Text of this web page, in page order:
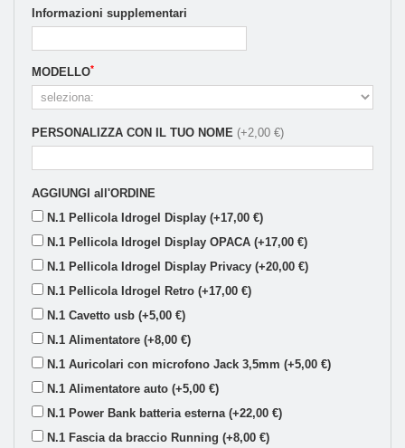
Informazioni supplementari
MODELLO*
PERSONALIZZA CON IL TUO NOME (+2,00 €)
AGGIUNGI all'ORDINE
N.1 Pellicola Idrogel Display (+17,00 €)
N.1 Pellicola Idrogel Display OPACA (+17,00 €)
N.1 Pellicola Idrogel Display Privacy (+20,00 €)
N.1 Pellicola Idrogel Retro (+17,00 €)
N.1 Cavetto usb (+5,00 €)
N.1 Alimentatore (+8,00 €)
N.1 Auricolari con microfono Jack 3,5mm (+5,00 €)
N.1 Alimentatore auto (+5,00 €)
N.1 Power Bank batteria esterna (+22,00 €)
N.1 Fascia da braccio Running (+8,00 €)